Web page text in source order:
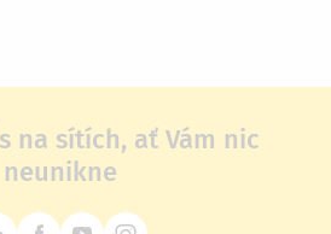
na sítích, ať Vám nic
neunikne